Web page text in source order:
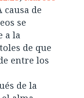
causa de
se
a la
de que
entre los
de la